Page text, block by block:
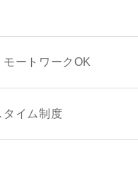
ートワークOK
タイム制度